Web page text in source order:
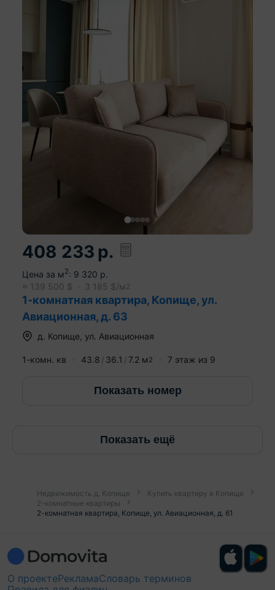
408 233 р.
Цена за м2: 9 320 р.
≈ 139 500 $ 3 185 $/м 2
1-комнатная квартира, Копище, ул.
Авиационная, д. 63
д. Копище ул. Авиационная
1-комн. кв 43.8 36.1 7.2 м2 7 этаж из 9
Показать номер
Показать ещё
Недвижимость д. Копище
Купить квартиру в Копище
2-комнатные квартиры
2-комнатная квартира, Копище, ул. Авиационная, д. 61
О проектеРекламаСловарь терминов